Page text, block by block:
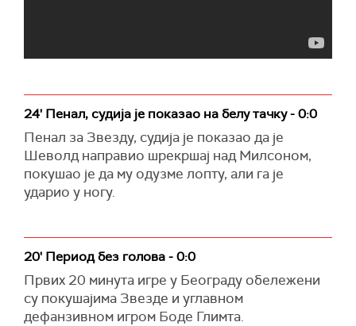
24' Пенал, судија је показао на белу тачку - 0:0
Пенал за Звезду, судија је показао да је
Шеволд направио шрекршај над Милсоном,
покушао је да му одузме лопту, али га је
ударио у ногу.
20' Период без голова - 0:0
Првих 20 минута игре у Београду обележени
су покушајима Звезде и углавном
дефанзивном игром Боде Глимта.